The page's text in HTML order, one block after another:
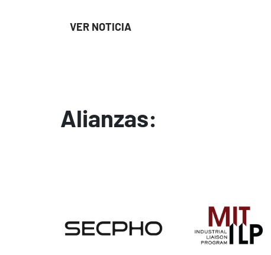
VER NOTICIA
Alianzas: